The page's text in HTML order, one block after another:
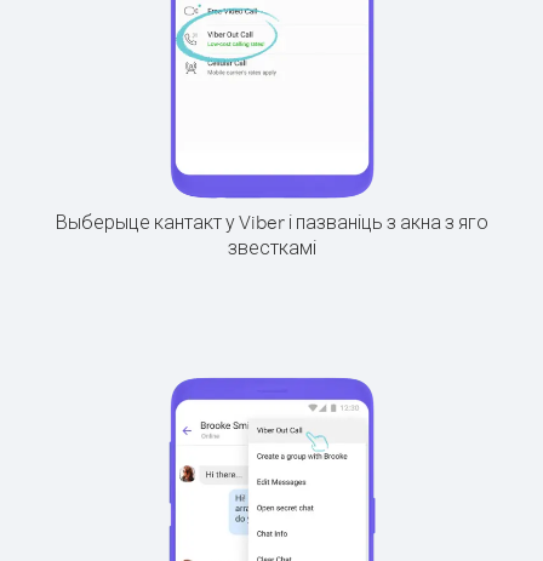
Выберыце кантакт у Viber і пазваніць з акна з яго
звесткамі